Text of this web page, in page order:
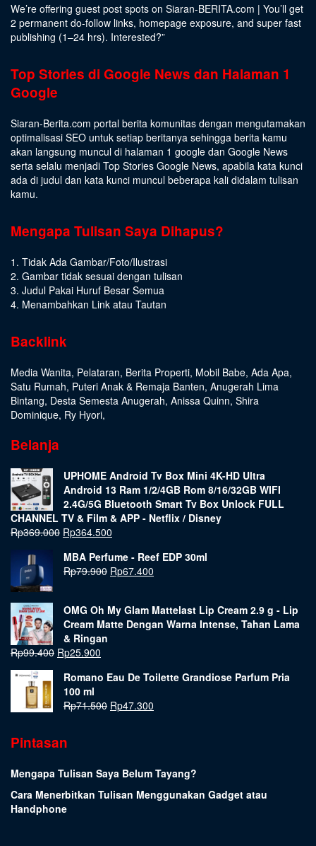
We’re offering guest post spots on Siaran-BERITA.com | You’ll get
2 permanent do-follow links, homepage exposure, and super fast
publishing (1–24 hrs). Interested?”
Top Stories di Google News dan Halaman 1
Google
Siaran-Berita.com portal berita komunitas dengan mengutamakan
optimalisasi SEO untuk setiap beritanya sehingga berita kamu
akan langsung muncul di halaman 1 google dan Google News
serta selalu menjadi Top Stories Google News, apabila kata kunci
ada di judul dan kata kunci muncul beberapa kali didalam tulisan
kamu.
Mengapa Tulisan Saya Dihapus?
1. Tidak Ada Gambar/Foto/Ilustrasi
2. Gambar tidak sesuai dengan tulisan
3. Judul Pakai Huruf Besar Semua
4. Menambahkan Link atau Tautan
Backlink
Media Wanita, Pelataran, Berita Properti, Mobil Babe, Ada Apa,
Satu Rumah, Puteri Anak & Remaja Banten, Anugerah Lima
Bintang, Desta Semesta Anugerah, Anissa Quinn, Shira
Dominique, Ry Hyori,
Belanja
UPHOME Android Tv Box Mini 4K-HD Ultra
Android 13 Ram 1/2/4GB Rom 8/16/32GB WIFI
2.4G/5G Bluetooth Smart Tv Box Unlock FULL
CHANNEL TV & Film & APP - Netflix / Disney
Rp369.000 Rp364.500
MBA Perfume - Reef EDP 30ml
Rp79.900 Rp67.400
OMG Oh My Glam Mattelast Lip Cream 2.9 g - Lip
Cream Matte Dengan Warna Intense, Tahan Lama
& Ringan
Rp99.400 Rp25.900
Romano Eau De Toilette Grandiose Parfum Pria
100 ml
Rp71.500 Rp47.300
Pintasan
Mengapa Tulisan Saya Belum Tayang?
Cara Menerbitkan Tulisan Menggunakan Gadget atau
Handphone